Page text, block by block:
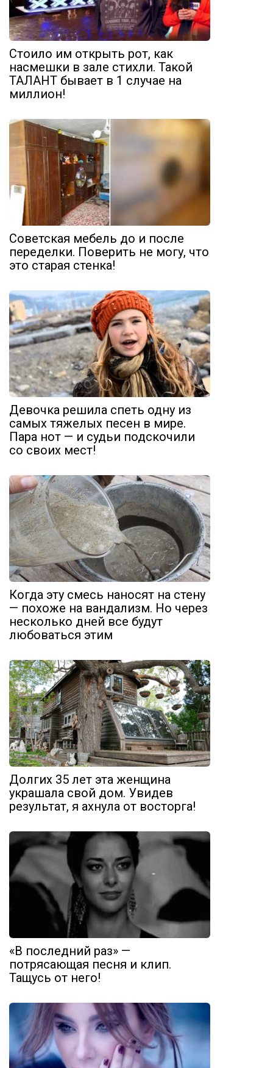
Стоило им открыть рот, как
насмешки в зале стихли. Такой
ТАЛАНТ бывает в 1 случае на
миллион!
Советская мебель до и после
переделки. Поверить не могу, что
это старая стенка!
Девочка решила спеть одну из
самых тяжелых песен в мире.
Пара нот — и судьи подскочили
со своих мест!
Когда эту смесь наносят на стену
— похоже на вандализм. Но через
несколько дней все будут
любоваться этим
Долгих 35 лет эта женщина
украшала свой дом. Увидев
результат, я ахнула от восторга!
«В последний раз» —
потрясающая песня и клип.
Тащусь от него!